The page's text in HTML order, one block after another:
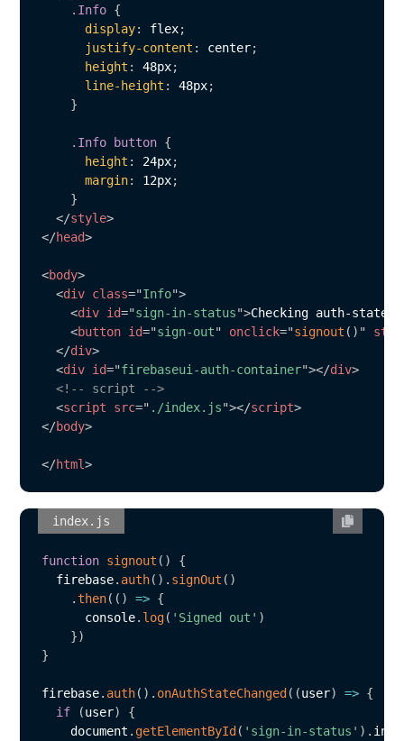
.Info {
display: flex;
justify-content : center;
height : 48px;
line-height : 48px;
}
.Info button {
height : 24px;
margin: 12px;
}
</style>
</head>
<body>
<div class="Info">
<div id="sign-in-status">Checking auth-
<button id="sign-out" onclick="signout ( ) "
</div>
<div id="firebaseui-auth-container"></div>
<!-- script -->
<script src=" ./index.js"></script>
</body>
</html>
index.js
function signout ( )
{
  firebase
. auth( ) . signOut ( )
.then( ( ) => {
      console
. log( 'Signed out' )
})
}
firebase. auth( ) . onAuthStateChanged ( (user) => {
if
(user)
{
    document
. getElementById ( 'sign-in-status' ) .